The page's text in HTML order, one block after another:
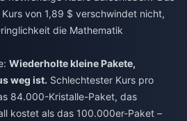
von 1,89 $ verschwindet nicht,
die Mathematik
Wiederholte kleine Pakete,
weg ist. Schlechtester Kurs pro
84.000-Kristalle-Paket, das
kostet als das 100.000er-Paket –